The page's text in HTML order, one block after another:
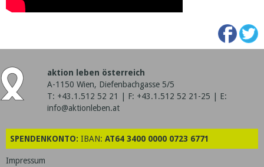
aktion leben österreich
A-1150 Wien, Diefenbachgasse 5/5
T: +43.1.512 52 21 | F: +43.1.512 52 21-25 | E:
info@aktionleben.at
SPENDENKONTO: IBAN: AT64 3400 0000 0723 6771
Impressum